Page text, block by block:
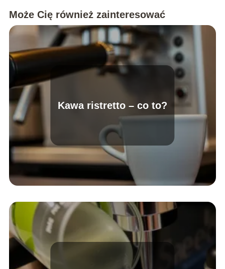
Może Cię również zainteresować
Kawa ristretto – co to?